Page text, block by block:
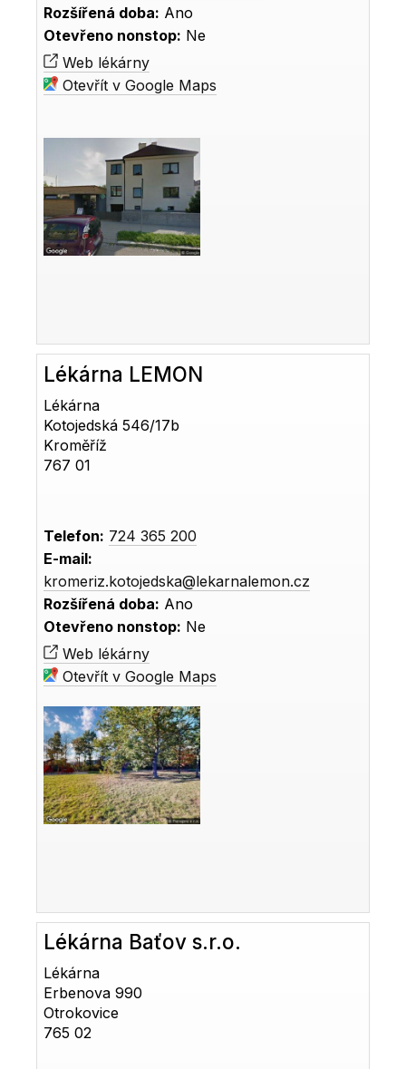
Rozšířená doba: Ano
Otevřeno nonstop: Ne
Web lékárny
Otevřít v Google Maps
Lékárna LEMON
Lékárna
Kotojedská 546/17b
Kroměříž
767 01
Telefon: 724 365 200
E-mail:
kromeriz.kotojedska@lekarnalemon.cz
Rozšířená doba: Ano
Otevřeno nonstop: Ne
Web lékárny
Otevřít v Google Maps
Lékárna Baťov s.r.o.
Lékárna
Erbenova 990
Otrokovice
765 02